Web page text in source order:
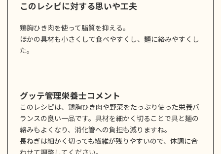
このレシピに対する思いや工夫
鶏胸ひき肉を使って脂質を抑える。
ほかの具材も小さくして食べやすくし、麺に絡みやすくし
た。
グッテ管理栄養士コメント
このレシピは、鶏胸ひき肉や野菜をたっぷり使った栄養バ
ランスの良い一品です。具材を細かく切ることで具と麺の
絡みもよくなり、消化管への負担も減りますね。
長ねぎは細かく切っても繊維が残りやすいので、体調に合
わせて調整してください。